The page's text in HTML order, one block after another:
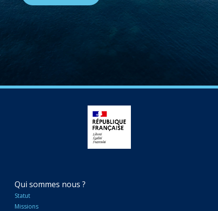
NAVIGATION
PRINCIPALE
Qui sommes nous ?
Statut
Missions